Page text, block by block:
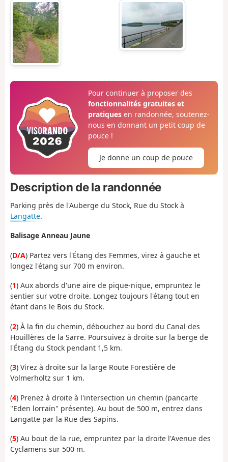
Pour continuer à proposer des
fonctionnalités gratuites et
pratiquesen randonnée, soutenez-
nous en donnant un petit coup de
pouce !
Je donne un coup de pouce
Description de la randonnée
Parking près de l'Auberge du Stock, Rue du Stock à
Langatte.
Balisage Anneau Jaune
(D/A) Partez vers l'Étang des Femmes, virez à gauche et
longez l'étang sur 700 m environ.
(1) Aux abords d'une aire de pique-nique, empruntez le
sentier sur votre droite. Longez toujours l'étang tout en
étant dans le Bois du Stock.
(2) À la fin du chemin, débouchez au bord du Canal des
Houillères de la Sarre. Poursuivez à droite sur la berge de
l'Étang du Stock pendant 1,5 km.
(3) Virez à droite sur la large Route Forestière de
Volmerholtz sur 1 km.
(4) Prenez à droite à l'intersection un chemin (pancarte
"Eden lorrain" présente). Au bout de 500 m, entrez dans
Langatte par la Rue des Sapins.
(5) Au bout de la rue, empruntez par la droite l'Avenue des
Cyclamens sur 500 m.